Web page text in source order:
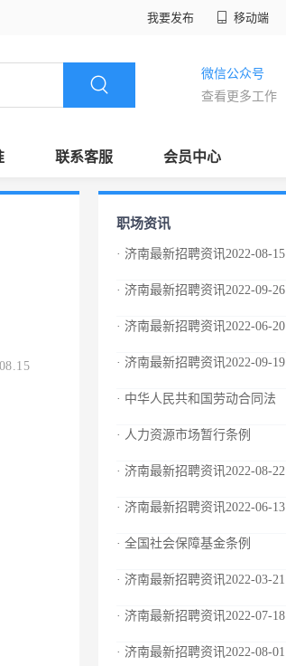
我要发布 移动端
微信公众号
查看更多工作
联系客服 会员中心
职场资讯
· 济南最新招聘资讯2022-08-15
· 济南最新招聘资讯2022-09-26
· 济南最新招聘资讯2022-06-20
· 济南最新招聘资讯2022-09-19
· 中华人民共和国劳动合同法
· 人力资源市场暂行条例
· 济南最新招聘资讯2022-08-22
· 济南最新招聘资讯2022-06-13
· 全国社会保障基金条例
· 济南最新招聘资讯2022-03-21
· 济南最新招聘资讯2022-07-18
· 济南最新招聘资讯2022-08-01